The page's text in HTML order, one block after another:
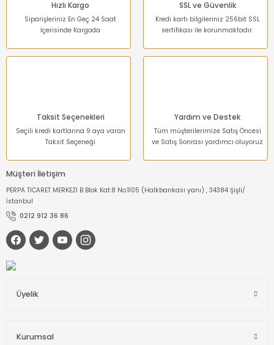
Hızlı Kargo
Siparişleriniz En Geç 24 Saat
İçerisinde Kargoda
SSL ve Güvenlik
Kredi kartı bilgileriniz 256bit SSL
sertifikası ile korunmaktadır.
Taksit Seçenekleri
Seçili kredi kartlarına 9 aya varan
Taksit Seçeneği
Yardım ve Destek
Tüm müşterilerimize Satış Öncesi
ve Satış Sonrası yardımcı oluyoruz
Müşteri İletişim
PERPA TİCARET MERKEZİ B Blok Kat:8 No:1105 (Halkbankası yanı) , 34384 Şişli/
İstanbul
0212 912 36 86
Üyelik
Kurumsal